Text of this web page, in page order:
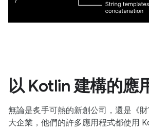
以 Kotlin 建構的應
無論是炙手可熱的新創公司，還是《
大企業，他們的許多應用程式都使用